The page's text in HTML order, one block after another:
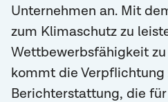
Unternehmen an. Mit
zum Klimaschutz zu
Wettbewerbsfähigkeit zu
kommt die Verpflichtung
Berichterstattung, die